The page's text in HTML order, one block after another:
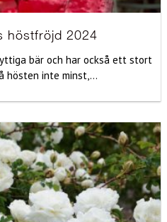
höstfröjd 2024
bär och har också ett stort
hösten inte minst,...